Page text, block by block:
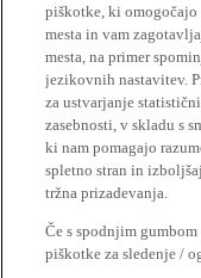
piškotke, ki omogočajo
mesta in vam
mesta, na primer
jezikovnih nastavitev.
za ustvarjanje
zasebnosti, v skladu s
ki nam pomagajo
spletno stran in
tržna prizadevanja.
Če s spodnjim
piškotke za sledenje /